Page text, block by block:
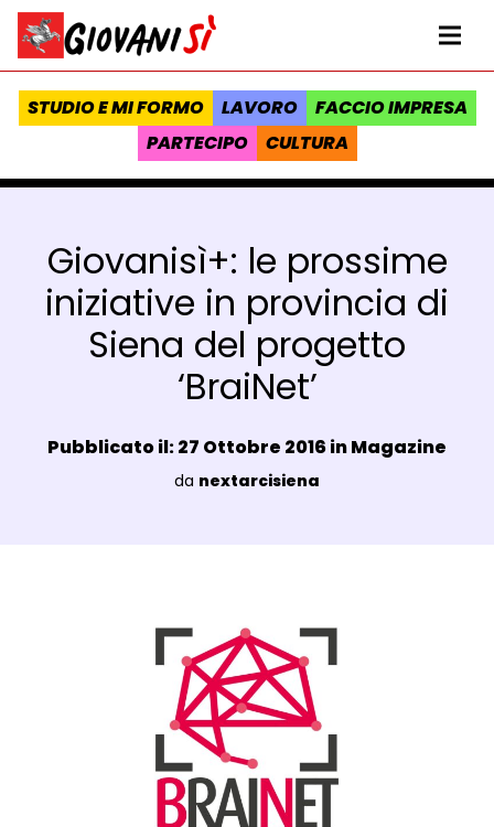
Vai al contenuto
Homepage Giovanisì - Progetto della Regione Toscana
STUDIO E MI FORMO LAVORO
FACCIO IMPRESA
PARTECIPO
CULTURA
Giovanisì+: le prossime
iniziative in provincia di
Siena del progetto
‘BraiNet’
Data e ora:
Pubblicato il: 27 Ottobre 2016 inMagazine
Luogo:
da nextarcisiena